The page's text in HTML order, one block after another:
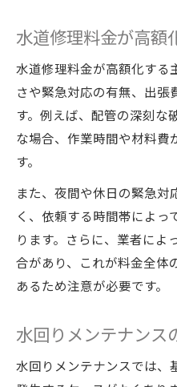
水道修理料金が高額
水道修理料金が高額化する
さや緊急対応の有無、出張
す。例えば、配管の深刻な
な場合、作業時間や材料費
す。
また、夜間や休日の緊急
く、依頼する時間帯によっ
ります。さらに、業者によ
合があり、これが料金全体
あるため注意が必要です。
水回りメンテナンス
水回りメンテナンスでは、